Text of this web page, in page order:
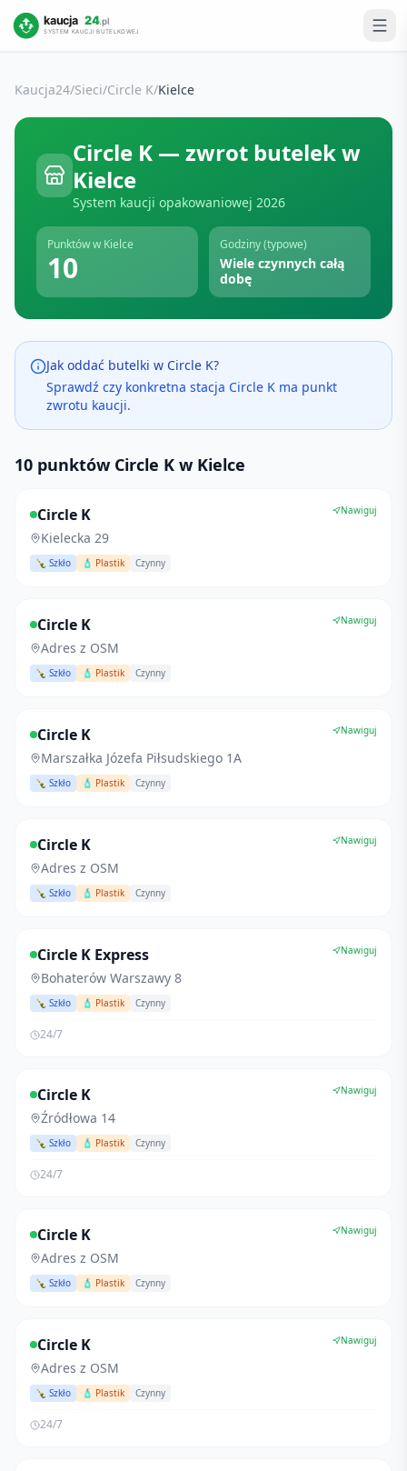
Kaucja24/Sieci/Circle K/Kielce
Circle K — zwrot butelek w
Kielce
System kaucji opakowaniowej2026
Punktów w Kielce
10
Godziny (typowe)
Wiele czynnych całą
dobę
Jak oddać butelki w Circle K?
Sprawdź czy konkretna stacja Circle K ma punkt
zwrotu kaucji.
10 punktów Circle K w Kielce
Circle K
Kielecka 29
🍾 Szkło 🧴 Plastik Czynny
Nawiguj
Circle K
Adres z OSM
🍾 Szkło 🧴 Plastik Czynny
Nawiguj
Circle K
Marszałka Józefa Piłsudskiego 1A
🍾 Szkło 🧴 Plastik Czynny
Nawiguj
Circle K
Adres z OSM
🍾 Szkło 🧴 Plastik Czynny
Nawiguj
Circle K Express
Bohaterów Warszawy 8
🍾 Szkło 🧴 Plastik Czynny
Nawiguj
24/7
Circle K
Źródłowa 14
🍾 Szkło 🧴 Plastik Czynny
Nawiguj
24/7
Circle K
Adres z OSM
🍾 Szkło 🧴 Plastik Czynny
Nawiguj
Circle K
Adres z OSM
🍾 Szkło 🧴 Plastik Czynny
Nawiguj
24/7